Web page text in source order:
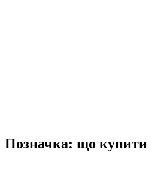
Позначка: що купити